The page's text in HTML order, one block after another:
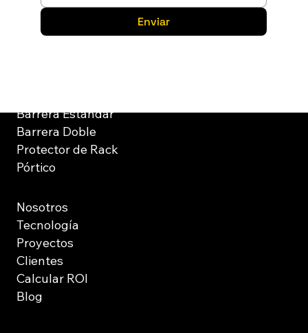
Enviar
Nosotros
Tecnología
Proyectos
Clientes
Calcular ROI
Blog
Barrera Estándar
Barrera Doble
Protector de Rack
Pórtico